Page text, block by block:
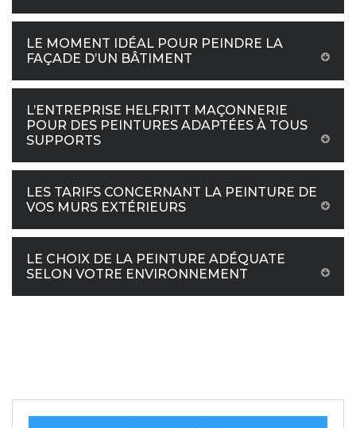
LE MOMENT IDÉAL POUR PEINDRE LA
FAÇADE D’UN BÂTIMENT
L’ENTREPRISE HELFRITT MAÇONNERIE
POUR DES PEINTURES ADAPTÉES À TOUS
SUPPORTS
LES TARIFS CONCERNANT LA PEINTURE DE
VOS MURS EXTÉRIEURS
LE CHOIX DE LA PEINTURE ADÉQUATE
SELON VOTRE ENVIRONNEMENT